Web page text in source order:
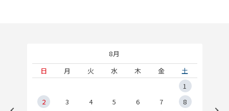
8月
日
月 火 水 木 金
土
1
2
3 4 5 6 7
8